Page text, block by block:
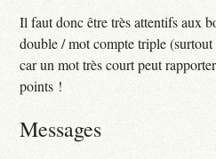
Il faut donc être très attentifs aux
double / mot compte triple
car un mot très court peut
points !
Messages